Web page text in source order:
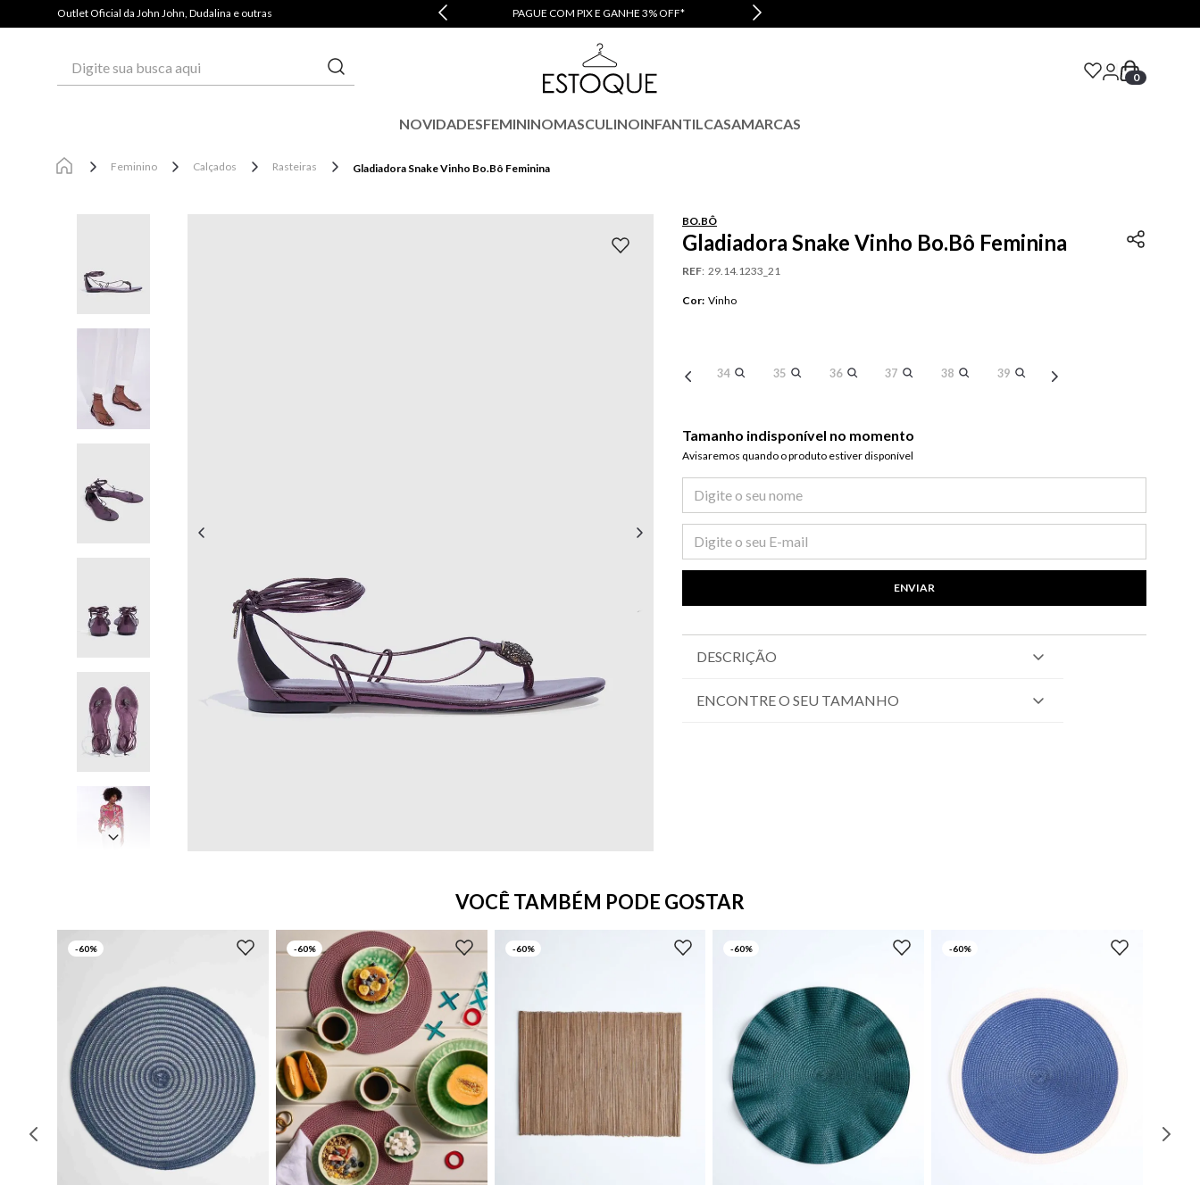
Outlet Oficial da John John, Dudalina e outras PAGUE COM PIX E GANHE 3% OFF*
0
NOVIDADESFEMININOMASCULINOINFANTILCASAMARCAS
Feminino Calçados Rasteiras Gladiadora Snake Vinho Bo.Bô Feminina
BO.BÔ
Gladiadora Snake Vinho Bo.Bô Feminina
REF: 29.14.1233_21
Cor: Vinho
34 35 36 37 38 39
Tamanho indisponível no momento
Avisaremos quando o produto estiver disponível​
ENVIAR
DESCRIÇÃO
ENCONTRE O SEU TAMANHO
VOCÊ TAMBÉM PODE GOSTAR
-60% -60% -60% -60% -60%